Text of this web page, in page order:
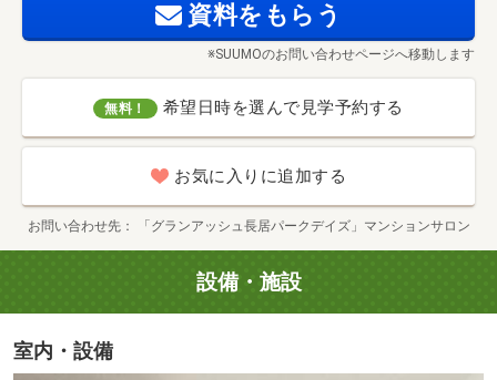
珈琲と小さなアトリエ ベシカ舎(徒歩14分・約1120m)
資料をもらう
※SUUMOのお問い合わせページへ移動します
無料！ 希望日時を選んで見学予約する
お気に入りに追加する
お問い合わせ先 「グランアッシュ長居パークデイズ」マンションサロン
設備・施設
室内・設備